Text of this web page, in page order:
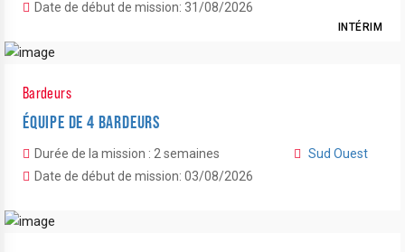
Date de début de mission: 31/08/2026
INTÉRIM
Bardeurs
ÉQUIPE DE 4 BARDEURS
Durée de la mission : 2 semaines
Date de début de mission: 03/08/2026
Sud Ouest